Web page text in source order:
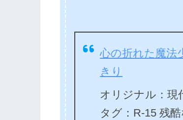
心の折れた魔法
きり
オリジナル：現
タグ：R-15 残